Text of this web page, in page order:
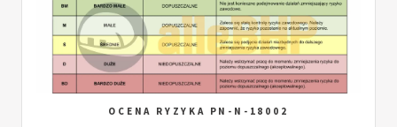
OCENA RYZYKA PN-N-18002